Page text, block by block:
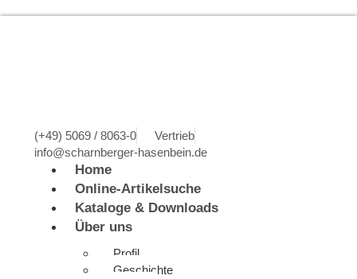
(+49) 5069 / 8063-0
Vertrieb
info@scharnberger-hasenbein.de
Home
Online-Artikelsuche
Kataloge & Downloads
Über uns
Profil
Geschichte